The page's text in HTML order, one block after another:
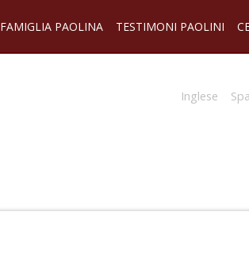
FAMIGLIA PAOLINA TESTIMONI PAOLINI
Inglese